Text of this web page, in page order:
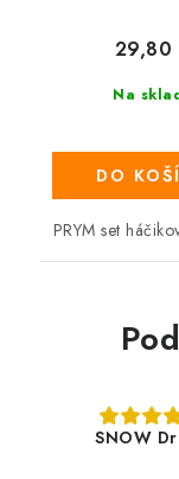
Na
29,80
DO
PRYM set
SNOW